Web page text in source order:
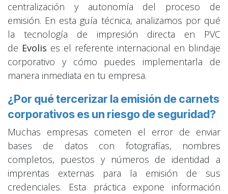
centralización y autonomía del proceso de
emisión. En esta guía técnica, analizamos por qué
la tecnología de impresión directa en PVC
de Evolis es el referente internacional en blindaje
corporativo y cómo puedes implementarla de
manera inmediata en tu empresa.
¿Por qué tercerizar la emisión de carnets
corporativos es un riesgo de seguridad?
Muchas empresas cometen el error de enviar
bases de datos con fotografías, nombres
completos, puestos y números de identidad a
imprentas externas para la emisión de sus
credenciales. Esta práctica expone información